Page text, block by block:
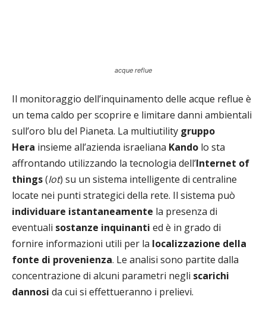
acque reflue
Il monitoraggio dell’inquinamento delle acque reflue è
un tema caldo per scoprire e limitare danni ambientali
sull’oro blu del Pianeta. La multiutility gruppo
Hera insieme all’azienda israeliana Kando lo sta
affrontando utilizzando la tecnologia dell’Internet of
things(Iot) su un sistema intelligente di centraline
locate nei punti strategici della rete. Il sistema può
individuare istantaneamente la presenza di
eventuali sostanze inquinanti ed è in grado di
fornire informazioni utili per la localizzazione della
fonte di provenienza. Le analisi sono partite dalla
concentrazione di alcuni parametri negli scarichi
dannosi da cui si effettueranno i prelievi.